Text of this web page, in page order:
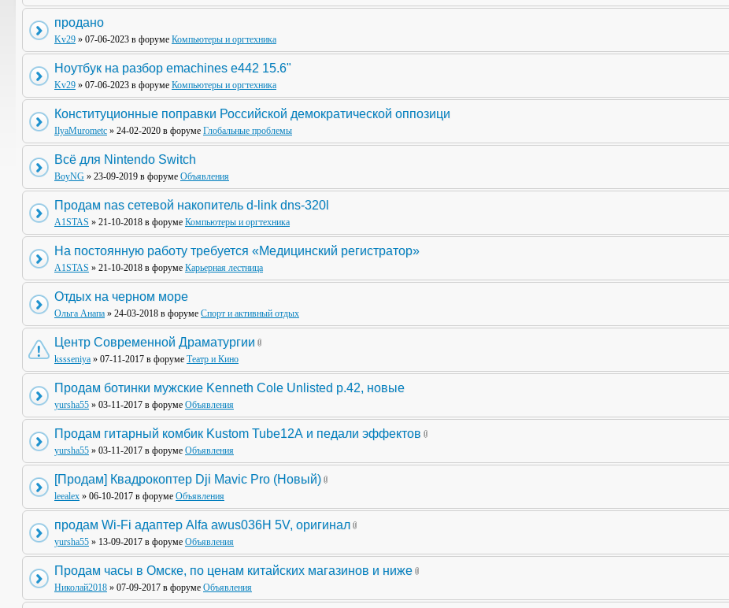
продано
Kv29 » 07-06-2023 в форуме Компьютеры и оргтехника
Ноутбук на разбор emachines e442 15.6"
Kv29 » 07-06-2023 в форуме Компьютеры и оргтехника
Конституционные поправки Российской демократической оппозици
IlyaMurometc » 24-02-2020 в форуме Глобальные проблемы
Всё для Nintendo Switch
BoyNG » 23-09-2019 в форуме Объявления
Продам nas сетевой накопитель d-link dns-320l
A1STAS » 21-10-2018 в форуме Компьютеры и оргтехника
На постоянную работу требуется «Медицинский регистратор»
A1STAS » 21-10-2018 в форуме Карьерная лестница
Отдых на черном море
Ольга Анапа » 24-03-2018 в форуме Спорт и активный отдых
Центр Современной Драматургии
kssseniya » 07-11-2017 в форуме Театр и Кино
Продам ботинки мужские Kenneth Cole Unlisted р.42, новые
yursha55 » 03-11-2017 в форуме Объявления
Продам гитарный комбик Kustom Tube12А и педали эффектов
yursha55 » 03-11-2017 в форуме Объявления
[Продам] Квадрокоптер Dji Mavic Pro (Новый)
leealex » 06-10-2017 в форуме Объявления
продам Wi-Fi адаптер Alfa awus036H 5V, оригинал
yursha55 » 13-09-2017 в форуме Объявления
Продам часы в Омске, по ценам китайских магазинов и ниже
Николай2018 » 07-09-2017 в форуме Объявления